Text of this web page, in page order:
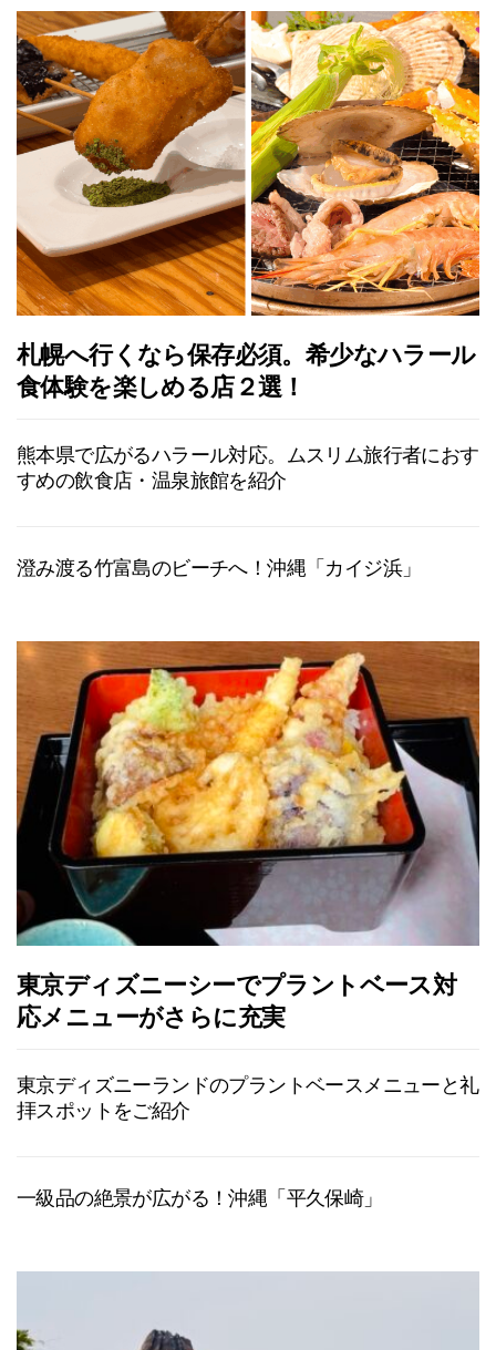
札幌へ行くなら保存必須。希少なハラール
食体験を楽しめる店２選！
熊本県で広がるハラール対応。ムスリム旅行者におす
すめの飲食店・温泉旅館を紹介
澄み渡る竹富島のビーチへ！沖縄「カイジ浜」
東京ディズニーシーでプラントベース対
応メニューがさらに充実
東京ディズニーランドのプラントベースメニューと礼
拝スポットをご紹介
一級品の絶景が広がる！沖縄「平久保崎」